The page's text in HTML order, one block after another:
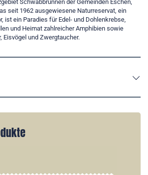
Schwabbrünnen der Gemeinden Eschen,
seit 1962 ausgewiesene Naturreservat, ein
ist ein Paradies für Edel- und Dohlenkrebse,
und Heimat zahlreicher Amphibien sowie
Eisvögel und Zwergtaucher.